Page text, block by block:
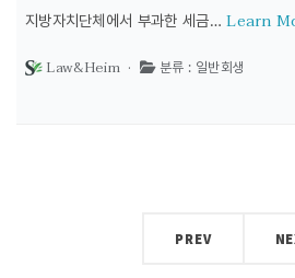
지방자치단체에서 부과한 세금…Learn
Law&Heim · 분류 : 일반회생
PREV